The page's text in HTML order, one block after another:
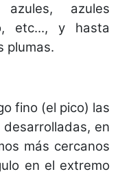
azules
etc..., y hasta
plumas.
fino (el pico) las
en
más cercanos
en el extremo